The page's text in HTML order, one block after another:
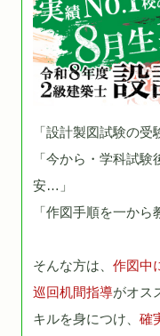
「設計製図試験の
「今から・学科試
安…」
「作図手順を一か
そんな方は、 作図中
巡回机間指導がオス
キルを身につけ、 確